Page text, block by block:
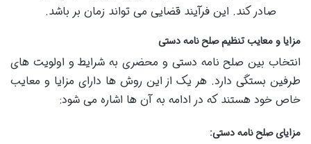
صادر کند. این فرآیند قضایی می تواند زمان بر باشد.
مزایا و معایب تنظیم صلح نامه دستی
انتخاب بین صلح نامه دستی و محضری به شرایط و اولویت های
طرفین بستگی دارد. هر یک از این روش ها دارای مزایا و معایب
خاص خود هستند که در ادامه به آن ها اشاره می شود:
مزایای صلح نامه دستی: